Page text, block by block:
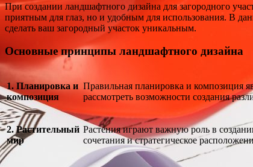
При создании ландшафтного дизайна для загородного
приятным для глаз, но и удобным для использования. В
сделать ваш загородный участок уникальным.
Основные принципы ландшафтного дизайна
1. Планировка и
композиция
Правильная планировка и композиция
рассмотреть возможности создания
2. Растительный
мир
Растения играют важную роль в
сочетания и стратегическое